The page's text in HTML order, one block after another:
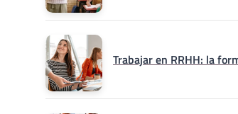
Trabajar en RRHH: la